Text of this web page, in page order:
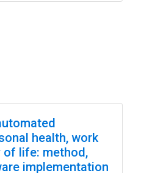
health, work
of life: method,
implementation